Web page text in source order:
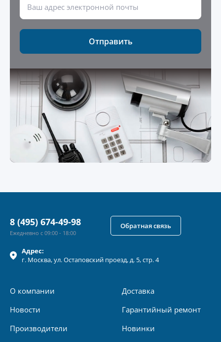
Отправить
Адрес:
г. Москва, ул.Остаповский проезд, д. 5, стр. 4
О компании
Новости
Производители
Доставка
Гарантийный ремонт
Новинки
8 (495) 674-49-98
Ежедневно с 09:00 - 18:00
Обратная связь